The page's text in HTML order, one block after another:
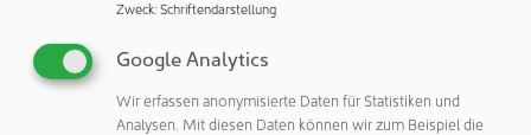
„Aufgrund des Anbaus sind wir ständig auf der Suche nach
engagierten Mitarbeitern, um unser Team weiter zu
verstärken und die Erfolgsgeschichte von Dorfen
Zweck: Schriftendarstellung
Google Analytics
Wir erfassen anonymisierte Daten für Statistiken und
Analysen. Mit diesen Daten können wir zum Beispiel die